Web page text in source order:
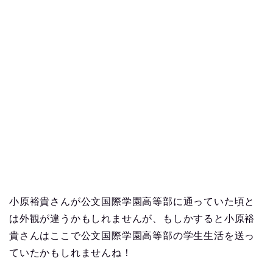
小原裕貴さんが公文国際学園高等部に通っていた頃と
は外観が違うかもしれませんが、もしかすると小原裕
貴さんはここで公文国際学園高等部の学生生活を送っ
ていたかもしれませんね！